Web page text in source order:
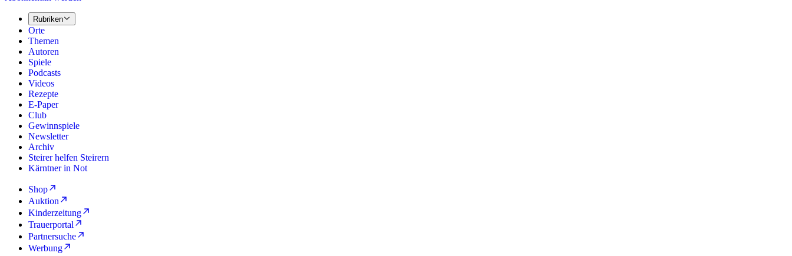
Rubriken
Orte
Themen
Autoren
Spiele
Podcasts
Videos
Rezepte
E-Paper
Club
Gewinnspiele
Newsletter
Archiv
Steirer helfen Steirern
Kärntner in Not
Shop
Auktion
Kinderzeitung
Trauerportal
Partnersuche
Werbung